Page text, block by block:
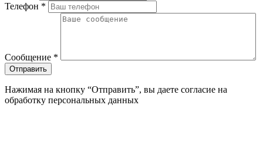
Телефон *
Сообщение *
Нажимая на кнопку “Отправить”, вы даете согласие на
обработку персональных данных